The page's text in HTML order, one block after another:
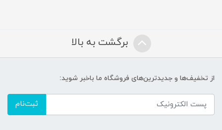
برگشت به بالا
از تخفیف‌ها و جدیدترین‌های فروشگاه ما باخبر شوید:
ثبت‌نام